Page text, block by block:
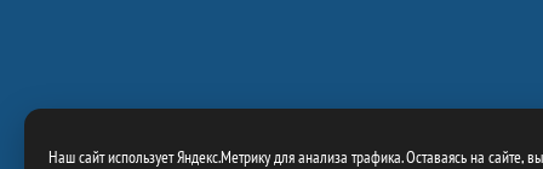
Наш сайт использует Яндекс.Метрику для анализа трафика. Оставаясь на сайте,